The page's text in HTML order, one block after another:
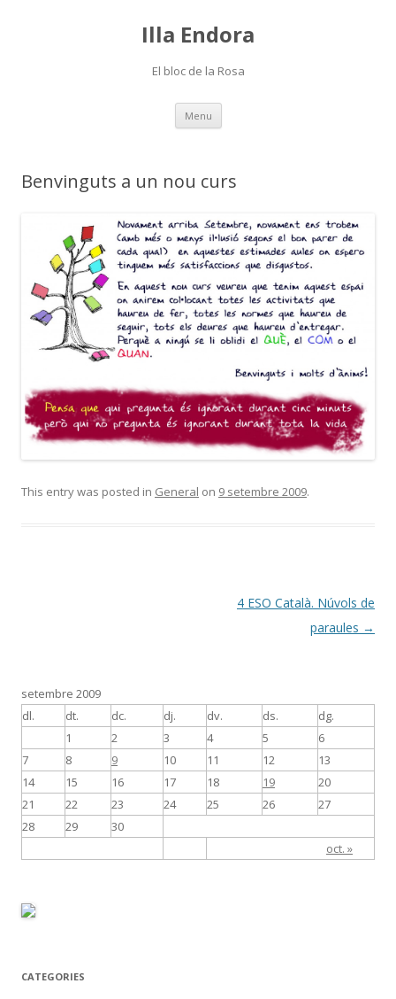
Illa Endora
El bloc de la Rosa
Menu Skip
content
Benvinguts a un nou curs
This entry was posted in General on 9 setembre 2009.
4 ESO Català. Núvols de
paraules →
setembre 2009
dl.
dt. dc. dj. dv. ds. dg.
oct. »
1 2 3 4 5
6
7
8 9 10 11 12
13
14
15 16 17 18 19
20
21
22 23 24 25 26
27
28
29 30
CATEGORIES